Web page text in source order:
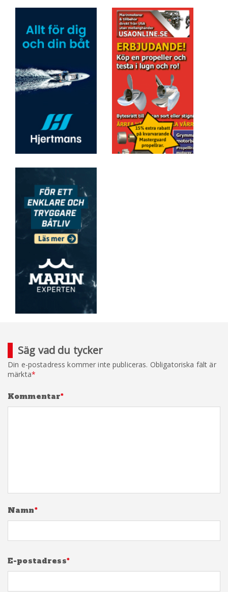
Säg vad du tycker
Din e-postadress kommer inte publiceras. Obligatoriska fält är
märkta*
Kommentar*
Namn*
E-postadress*